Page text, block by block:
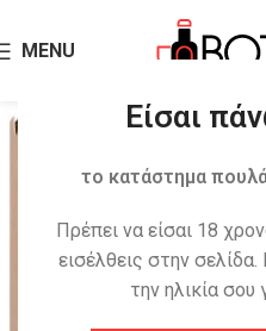
Είσαι
το κατάστημα
Πρέπει να είσαι 18
εισέλθεις στην
την ηλικία σου
MENU